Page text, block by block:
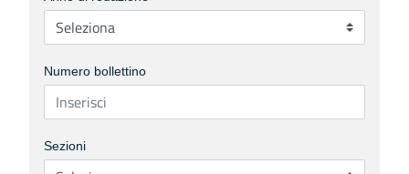
Numero bollettino
Sezioni